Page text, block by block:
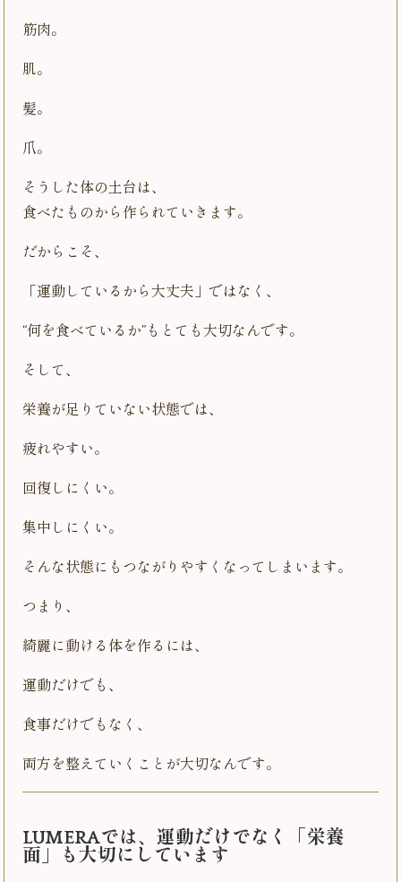
筋肉。
肌。
髪。
爪。
そうした体の土台は、
食べたものから作られていきます。
だからこそ、
「運動しているから大丈夫」ではなく、
“何を食べているか”もとても大切なんです。
そして、
栄養が足りていない状態では、
疲れやすい。
回復しにくい。
集中しにくい。
そんな状態にもつながりやすくなってしまいます。
つまり、
綺麗に動ける体を作るには、
運動だけでも、
食事だけでもなく、
両方を整えていくことが大切なんです。
LUMERAでは、運動だけでなく「栄養
面」も大切にしています